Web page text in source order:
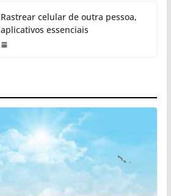
Rastrear celular de outra pessoa,
aplicativos essenciais